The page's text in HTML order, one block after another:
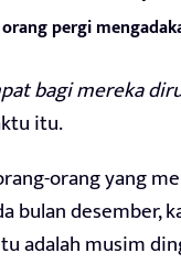
pergi
bagi mereka
itu.
orang yang
bulan desember,
adalah musim